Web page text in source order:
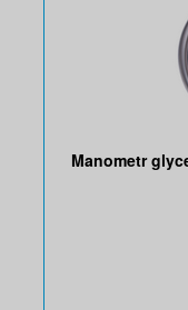
Manometr